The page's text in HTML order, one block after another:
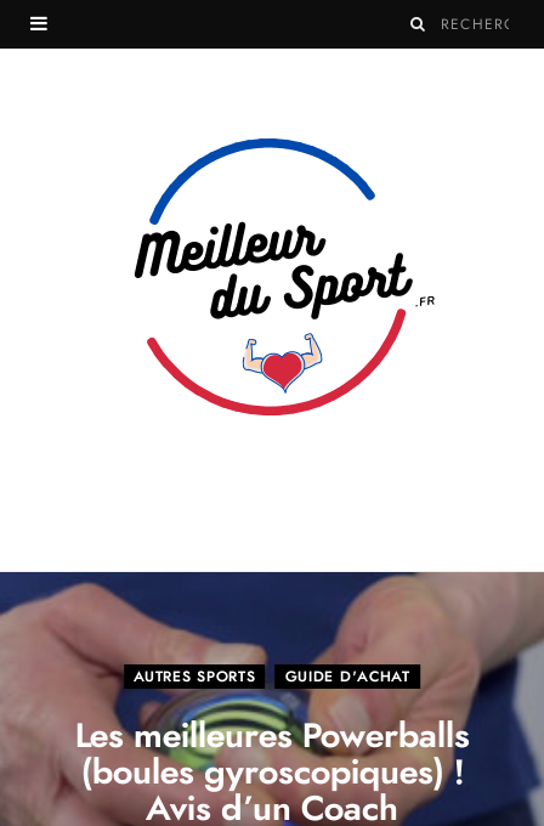
AUTRES SPORTS GUIDE D'ACHAT
Les meilleures Powerballs
(boules gyroscopiques) !
Avis d’un Coach